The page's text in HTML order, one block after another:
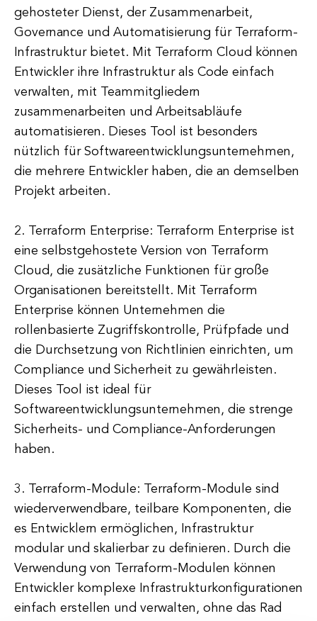
gehosteter Dienst, der Zusammenarbeit,
Governance und Automatisierung für Terraform-
Infrastruktur bietet. Mit Terraform Cloud können
Entwickler ihre Infrastruktur als Code einfach
verwalten, mit Teammitgliedern
zusammenarbeiten und Arbeitsabläufe
automatisieren. Dieses Tool ist besonders
nützlich für Softwareentwicklungsunternehmen,
die mehrere Entwickler haben, die an demselben
Projekt arbeiten.
2. Terraform Enterprise: Terraform Enterprise ist
eine selbstgehostete Version von Terraform
Cloud, die zusätzliche Funktionen für große
Organisationen bereitstellt. Mit Terraform
Enterprise können Unternehmen die
rollenbasierte Zugriffskontrolle, Prüfpfade und
die Durchsetzung von Richtlinien einrichten, um
Compliance und Sicherheit zu gewährleisten.
Dieses Tool ist ideal für
Softwareentwicklungsunternehmen, die strenge
Sicherheits- und Compliance-Anforderungen
haben.
3. Terraform-Module: Terraform-Module sind
wiederverwendbare, teilbare Komponenten, die
es Entwicklern ermöglichen, Infrastruktur
modular und skalierbar zu definieren. Durch die
Verwendung von Terraform-Modulen können
Entwickler komplexe Infrastrukturkonfigurationen
einfach erstellen und verwalten, ohne das Rad